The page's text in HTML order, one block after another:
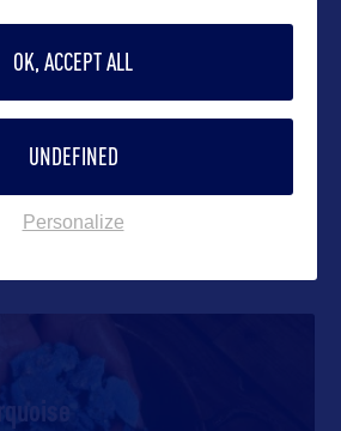
OK, ACCEPT ALL
UNDEFINED
Personalize